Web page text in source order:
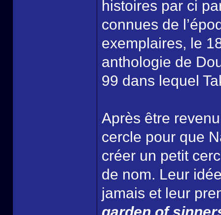
histoires par ci
connues de
exemplaires, le
anthologie de
99 dans lequel
Après être
cercle pour que
créer un petit
de nom. Leur
jamais et leur